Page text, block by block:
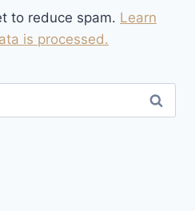
to reduce spam. Learn
is processed.